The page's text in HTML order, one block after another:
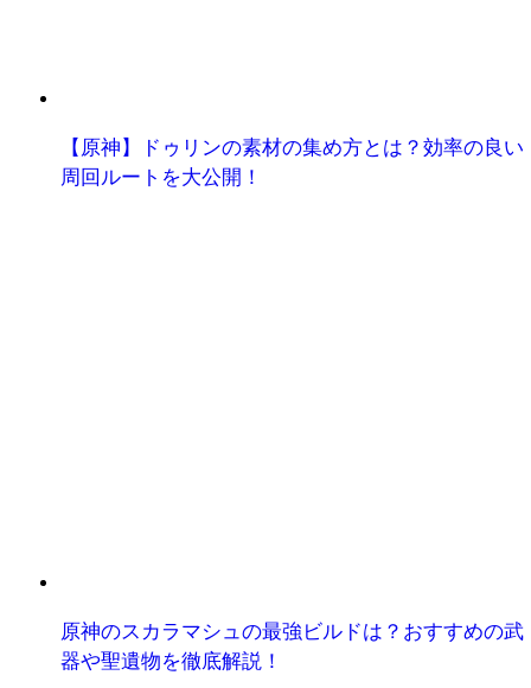
【原神】ドゥリンの素材の集め方とは？効率の良い
周回ルートを大公開！
原神のスカラマシュの最強ビルドは？おすすめの武
器や聖遺物を徹底解説！